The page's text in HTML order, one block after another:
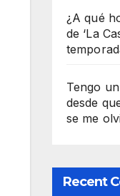
¿A qué
de ‘La
Tengo
desde
se me
Recent